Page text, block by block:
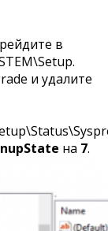
в
и удалите
на 7.